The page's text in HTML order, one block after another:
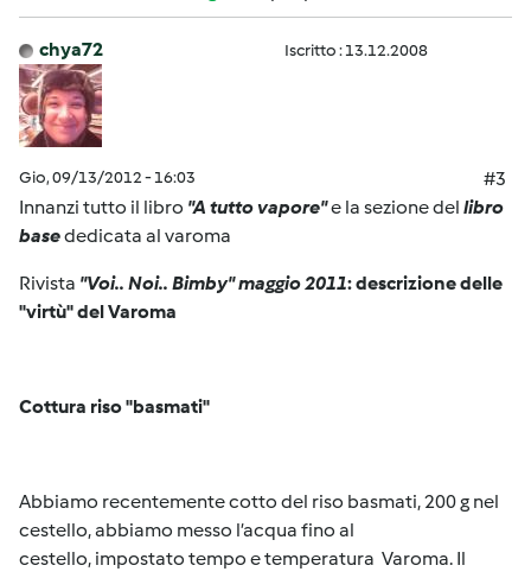
chya72 Iscritto : 13.12.2008
Gio, 09/13/2012 - 16:03
#3
Innanzi tutto il libro "A tutto vapore"e la sezione del libro
basededicata al varoma
Rivista "Voi.. Noi.. Bimby" maggio 2011: descrizione delle
"virtù" del Varoma
Cottura riso "basmati"
Abbiamo recentemente cotto del riso basmati, 200 g nel
cestello, abbiamo messo l’acqua fino al
cestello, impostato tempo e temperatura Varoma. Il